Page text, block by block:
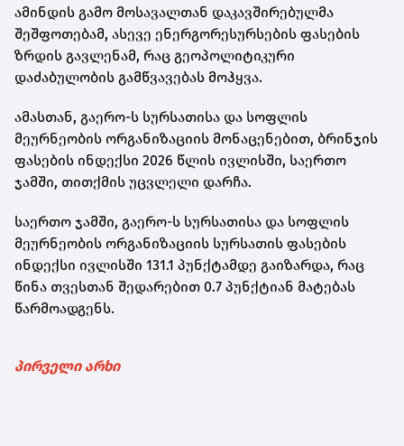
ამინდის გამო მოსავალთან დაკავშირებულმა
შეშფოთებამ, ასევე ენერგორესურსების ფასების
ზრდის გავლენამ, რაც გეოპოლიტიკური
დაძაბულობის გამწვავებას მოჰყვა.
ამასთან, გაერო-ს სურსათისა და სოფლის
მეურნეობის ორგანიზაციის მონაცენებით, ბრინჯის
ფასების ინდექსი 2026 წლის ივლისში, საერთო
ჯამში, თითქმის უცვლელი დარჩა.
საერთო ჯამში, გაერო-ს სურსათისა და სოფლის
მეურნეობის ორგანიზაციის სურსათის ფასების
ინდექსი ივლისში 131.1 პუნქტამდე გაიზარდა, რაც
წინა თვესთან შედარებით 0.7 პუნქტიან მატებას
წარმოადგენს.
პირველი არხი